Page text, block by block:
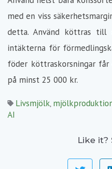
med en viss
detta. Använd köttras
intäkterna för
föder köttraskorsningar
på minst 25 000 kr.
Livsmjölk,
AI
Like it?